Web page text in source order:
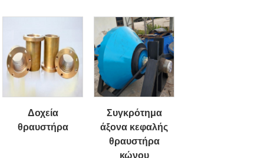
Δοχεία
θραυστήρα
Συγκρότημα
άξονα κεφαλής
θραυστήρα
κώνου